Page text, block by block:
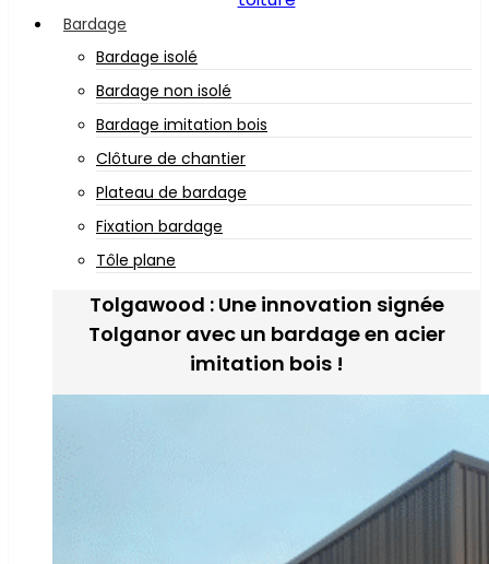
Bardage
Bardage isolé
Bardage non isolé
Bardage imitation bois
Clôture de chantier
Plateau de bardage
Fixation bardage
Tôle plane
Tolgawood : Une innovation signée
Tolganor avec un bardage en acier
imitation bois !